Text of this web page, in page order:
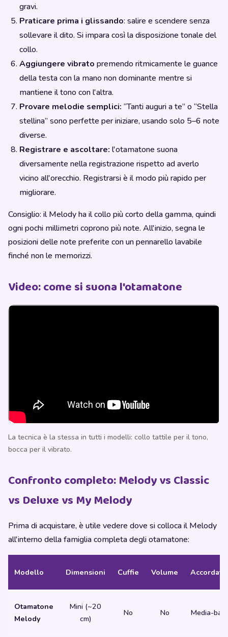
gravi.
Praticare prima i glissando: salire e scendere senza
sollevare il dito. Si impara così la disposizione tonale del
collo.
Aggiungere vibrato premendo ritmicamente le guance
della testa con la mano non dominante mentre si
mantiene il tono con l'altra.
Provare melodie semplici: “Tanti auguri a te” o “Stella
stellina” sono perfette per iniziare, usando solo 5–6 note
diverse.
Registrare e ascoltare: l'otamatone suona
diversamente nella registrazione rispetto ad averlo
vicino all'orecchio. Registrarsi è il modo più rapido per
migliorare.
Consiglio: il Melody ha il collo più corto della gamma, quindi
ogni pochi millimetri coprono più note. All'inizio, segna le
posizioni delle note preferite con un pennarello lavabile
finché non le memorizzi.
Video: come si suona l'otamatone
La tecnica è la stessa in tutti i modelli: collo tattile per il tono,
bocca per il vibrato.
Confronto completo: Melody vs Classic
vs Deluxe vs My Melody
Prima di acquistare, è utile vedere dove si colloca il Melody
all'interno della famiglia completa degli otamatone:
Modello Dimensioni Cuffie Volume
Otamatone
Melody
Mini (~20
cm)
No No Media-